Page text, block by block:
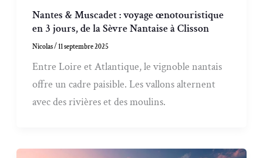
Nantes & Muscadet : voyage œnotouristique
en 3 jours, de la Sèvre Nantaise à Clisson
Nicolas/11 septembre 2025
Entre Loire et Atlantique, le vignoble nantais
offre un cadre paisible. Les vallons alternent
avec des rivières et des moulins.